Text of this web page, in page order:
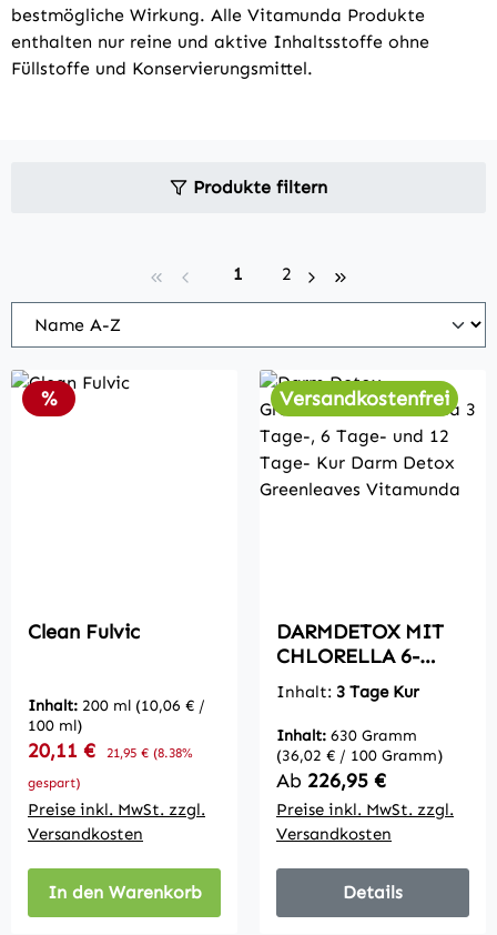
bestmögliche Wirkung. Alle Vitamunda Produkte
enthalten nur reine und aktive Inhaltsstoffe ohne
Füllstoffe und Konservierungsmittel.
Produkte filtern
Seite
1 Seite
2
Rabatt
%
Clean Fulvic
Inhalt: 200 ml (10,06 € /
100 ml)
Verkaufspreis:
20,11 € Regulärer Preis:
21,95 € (8.38%
gespart)
Preise inkl. MwSt. zzgl.
Versandkosten
In den Warenkorb
Versandkostenfrei
DARMDETOX MIT
CHLORELLA 6-
Tage-Kur Darmkur
zur Darmreinigung
Inhalt: 3 Tage Kur
Inhalt: 630 Gramm
(36,02 € / 100 Gramm)
Regulärer Preis:
Ab 226,95 €
Preise inkl. MwSt. zzgl.
Versandkosten
Details